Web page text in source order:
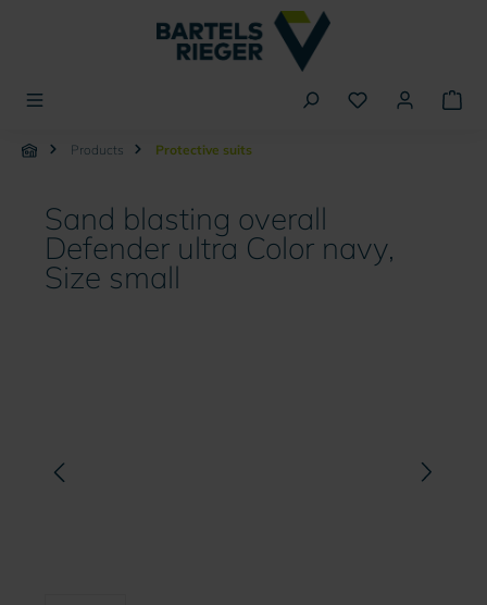
Products Protective suits
Sand blasting overall
Defender ultra Color navy,
Size small